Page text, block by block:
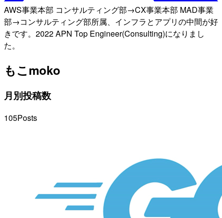
AWS事業本部 コンサルティング部→CX事業本部 MAD事業
部→コンサルティング部所属、インフラとアプリの中間が好
きです。2022 APN Top Engineer(Consulting)になりまし
た。
もこmoko
月別投稿数
105Posts